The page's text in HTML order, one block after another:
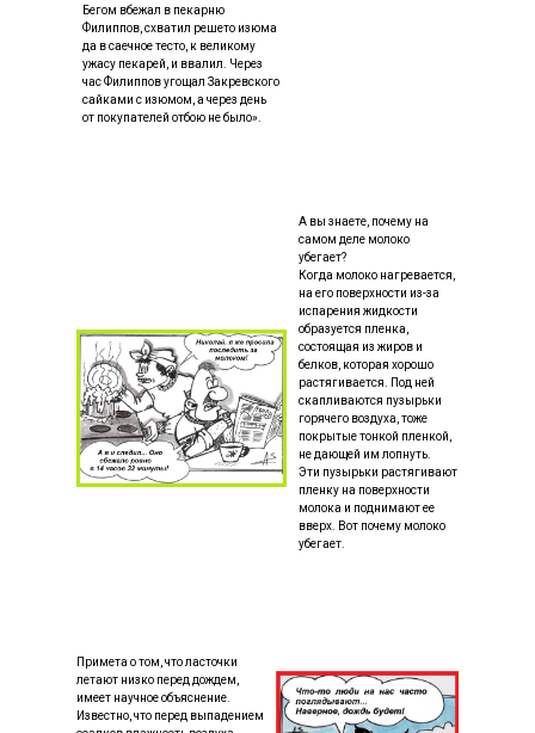
Бегом вбежал в пекарню
Филиппов, схватил решето изюма
да в саечное тесто, к великому
ужасу пекарей, и ввалил. Через
час Филиппов угощал Закревского
сайками с изюмом, а через день
от покупателей отбою не было».
Примета о том, что ласточки
летают низко перед дождем,
имеет научное объяснение.
Известно, что перед выпадением
А вы знаете, почему на
самом деле молоко
убегает?
Когда молоко нагревается,
на его поверхности из-за
испарения жидкости
образуется пленка,
состоящая из жиров и
белков, которая хорошо
растягивается. Под ней
скапливаются пузырьки
горячего воздуха, тоже
покрытые тонкой пленкой,
не дающей им лопнуть.
Эти пузырьки растягивают
пленку на поверхности
молока и поднимают ее
вверх. Вот почему молоко
убегает.